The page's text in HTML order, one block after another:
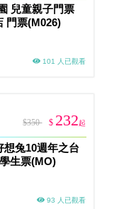
兒童親子門票
門票(M026)
101 人已觀看
$350 $ 232起
兔10週年之台
生票(MO)
93 人已觀看